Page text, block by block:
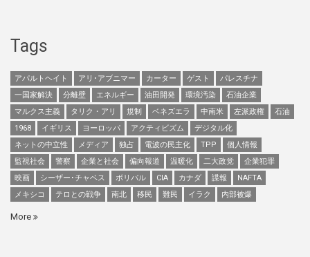
Tags
アパルトヘイト アリ･アブニマー カーター ゲスト
パレスチナ
一国家解決
分離壁 エネルギー 油田開発 環境汚染
石油企業
マルクス主義
タリク・アリ 規制 ベネズエラ 中南米 左派政権
石油
1968
イギリス ヨーロッパ アクティビズム
デジタル化
ネットの中立性
メディア 独占 電波の民主化 TPP
個人情報
監視社会
警察 企業と社会 偏向報道 温暖化 二大政党
企業犯罪
映画
シーザー･チャベス ボリバル CIA カナダ 諜報
NAFTA
メキシコ
テロとの戦争 南北 移民 難民 イラク 内部被爆
More